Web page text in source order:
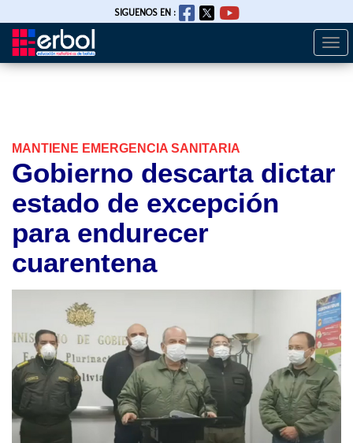
Pasar
SIGUENOS EN :
MANTIENE EMERGENCIA SANITARIA
Gobierno descarta dictar
estado de excepción
para endurecer
cuarentena